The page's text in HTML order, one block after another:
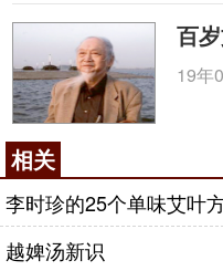
百
19年
相关
李时珍的25个单味艾叶
越婢汤新识